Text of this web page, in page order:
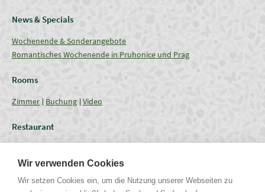
News & Specials
Wochenende & Sonderangebote
Romantisches Wochenende in Pruhonice und Prag
Rooms
Zimmer Buchung Video
Restaurant
Wir verwenden Cookies
Wir setzen Cookies ein, um die Nutzung unserer Webseiten zu